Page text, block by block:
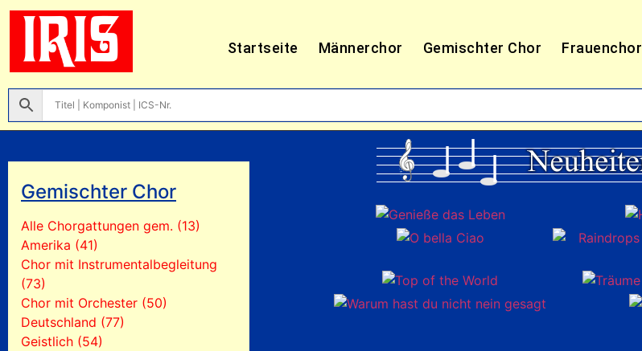
Startseite Männerchor Gemischter Chor Frauenchor
Gemischter Chor
Alle Chorgattungen gem. (13)
Amerika (41)
Chor mit Instrumentalbegleitung
(73)
Chor mit Orchester (50)
Deutschland (77)
Geistlich (54)